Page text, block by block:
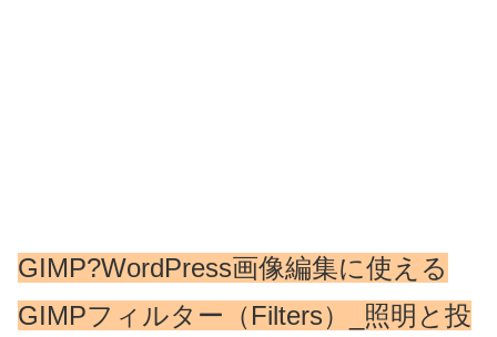
GIMP?WordPress画像編集に使える
GIMPフィルター（Filters）_照明と投